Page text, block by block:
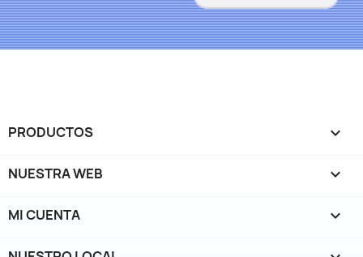
PRODUCTOS 
NUESTRA WEB 
MI CUENTA 